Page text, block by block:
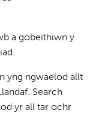
a gobeithiwn y
yng ngwaelod allt
Search
yr all tar ochr